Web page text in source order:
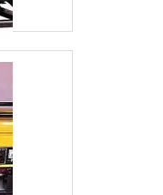
utilização,
o serviço
em sua
custo-
item:São
de